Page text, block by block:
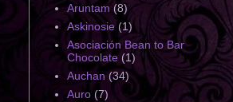
Aruntam (8)
Askinosie (1)
Asociación Bean to Bar
Chocolate (1)
Auchan (34)
Auro (7)